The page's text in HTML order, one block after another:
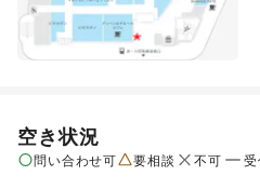
空き状況
問い合わせ可 要相談 不可